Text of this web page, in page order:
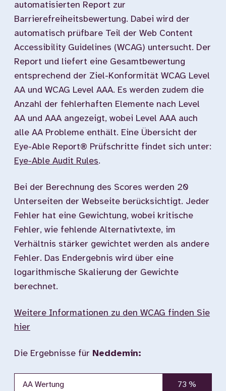
automatisierten Report zur
Barrierefreiheitsbewertung. Dabei wird der
automatisch prüfbare Teil der Web Content
Accessibility Guidelines (WCAG) untersucht. Der
Report und liefert eine Gesamtbewertung
entsprechend der Ziel-Konformität WCAG Level
AA und WCAG Level AAA. Es werden zudem die
Anzahl der fehlerhaften Elemente nach Level
AA und AAA angezeigt, wobei Level AAA auch
alle AA Probleme enthält. Eine Übersicht der
Eye-Able Report® Prüfschritte findet sich unter:
Eye-Able Audit Rules.
Bei der Berechnung des Scores werden 20
Unterseiten der Webseite berücksichtigt. Jeder
Fehler hat eine Gewichtung, wobei kritische
Fehler, wie fehlende Alternativtexte, im
Verhältnis stärker gewichtet werden als andere
Fehler. Das Endergebnis wird über eine
logarithmische Skalierung der Gewichte
berechnet.
Weitere Informationen zu den WCAG finden Sie
hier
Die Ergebnisse für Neddemin:
AA Wertung 73 %